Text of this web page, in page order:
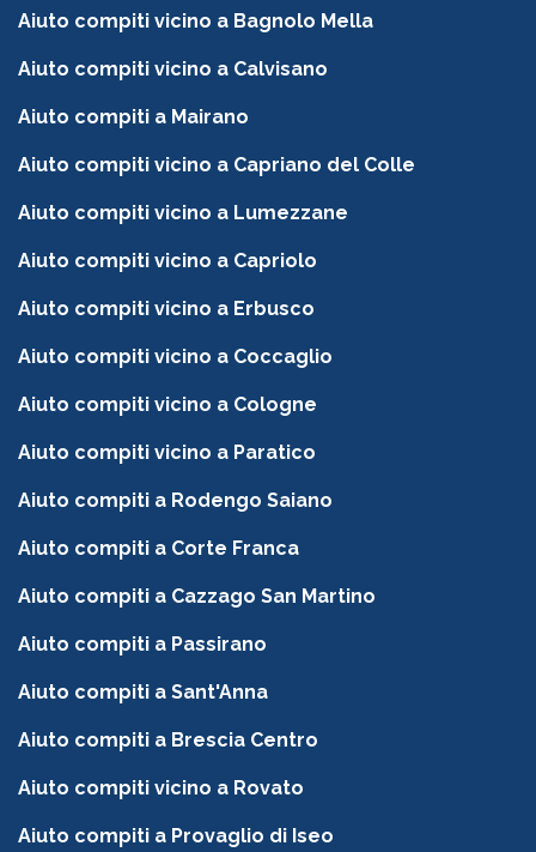
Aiuto compiti vicino a Bagnolo Mella
Aiuto compiti vicino a Calvisano
Aiuto compiti a Mairano
Aiuto compiti vicino a Capriano del Colle
Aiuto compiti vicino a Lumezzane
Aiuto compiti vicino a Capriolo
Aiuto compiti vicino a Erbusco
Aiuto compiti vicino a Coccaglio
Aiuto compiti vicino a Cologne
Aiuto compiti vicino a Paratico
Aiuto compiti a Rodengo Saiano
Aiuto compiti a Corte Franca
Aiuto compiti a Cazzago San Martino
Aiuto compiti a Passirano
Aiuto compiti a Sant'Anna
Aiuto compiti a Brescia Centro
Aiuto compiti vicino a Rovato
Aiuto compiti a Provaglio di Iseo